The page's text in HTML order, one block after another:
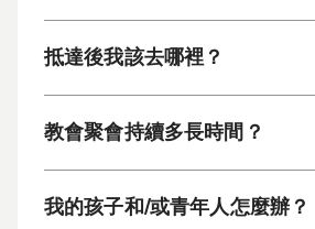
抵達後我該去哪裡？
教會聚會持續多長時間？
我的孩子和/或青年人怎麼辦？